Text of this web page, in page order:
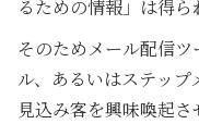
るための情報」は得ら
そのためメール配信
ル、あるいはステッ
見込み客を興味喚起さ